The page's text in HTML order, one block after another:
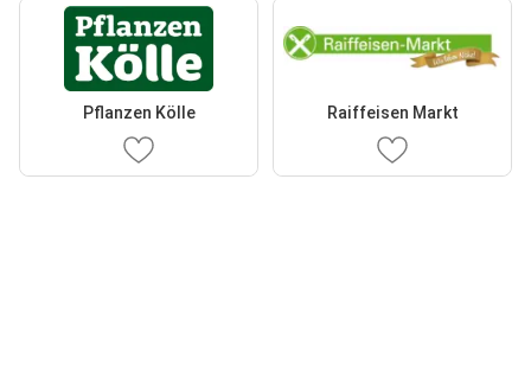
Pflanzen Kölle Raiffeisen Markt